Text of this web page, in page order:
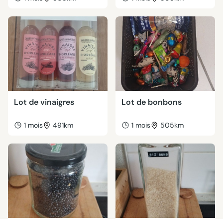
Lot de vinaigres
1 mois 491km
Lot de bonbons
1 mois 505km